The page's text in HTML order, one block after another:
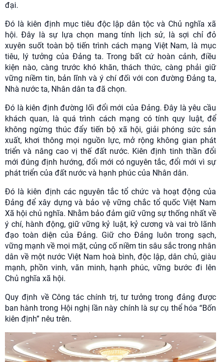
đại.
Đó là kiên định mục tiêu độc lập dân tộc và Chủ nghĩa xã
hội. Đây là sự lựa chọn mang tính lịch sử, là sợi chỉ đỏ
xuyên suốt toàn bộ tiến trình cách mạng Việt Nam, là mục
tiêu, lý tưởng của Đảng ta. Trong bất cứ hoàn cảnh, điều
kiện nào, càng trước khó khăn, thách thức, càng phải giữ
vững niềm tin, bản lĩnh và ý chí đối với con đường Đảng ta,
Nhà nước ta, Nhân dân ta đã chọn.
Đó là kiên định đường lối đổi mới của Đảng. Đây là yêu cầu
khách quan, là quá trình cách mạng có tính quy luật, để
không ngừng thúc đẩy tiến bộ xã hội, giải phóng sức sản
xuất, khơi thông mọi nguồn lực, mở rộng không gian phát
triển và nâng cao vị thế đất nước. Kiên định tinh thần đổi
mới đúng định hướng, đổi mới có nguyên tắc, đổi mới vì sự
phát triển của đất nước và hạnh phúc của Nhân dân.
Đó là kiên định các nguyên tắc tổ chức và hoạt động của
Đảng để xây dựng và bảo vệ vững chắc tổ quốc Việt Nam
Xã hội chủ nghĩa. Nhằm bảo đảm giữ vững sự thống nhất về
ý chí, hành động, giữ vững kỷ luật, kỷ cương và vai trò lãnh
đạo toàn diện của Đảng. Giữ cho Đảng luôn trong sạch,
vững mạnh về mọi mặt, củng cố niềm tin sâu sắc trong nhân
dân về một nước Việt Nam hoà bình, độc lập, dân chủ, giàu
mạnh, phồn vinh, văn minh, hạnh phúc, vững bước đi lên
Chủ nghĩa xã hội.
Quy định về Công tác chính trị, tư tưởng trong đảng được
ban hành trong Hội nghị lần này chính là sự cụ thể hóa “Bốn
kiên định” nêu trên.